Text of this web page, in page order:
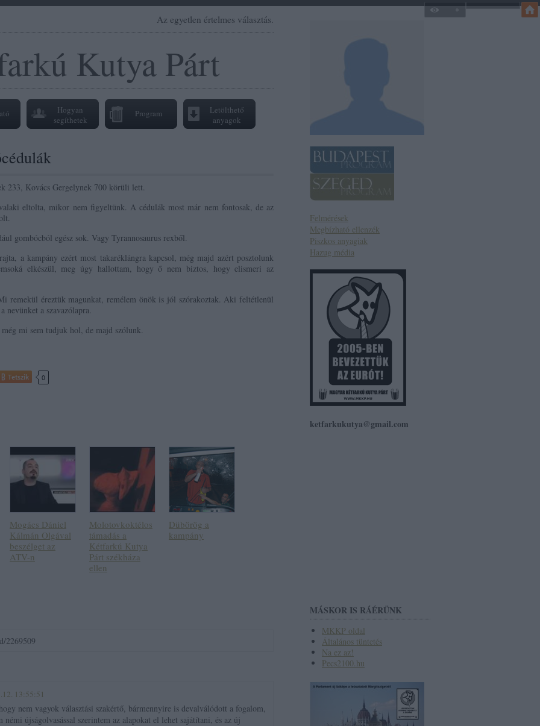
Felmérések
Megbízható ellenzék
Piszkos anyagiak
Hazug média
ketfarkukutya@gmail.com
MÁSKOR IS RÁÉRÜNK
MKKP oldal
Általános tüntetés
Na ez az!
Pecs2100.hu
Az egyetlen értelmes választás.
Kutya Párt
Hogyan
segíthetek
Program
Letölthető
anyagok
233, Kovács Gergelynek 700 körüli lett.
eltolta, mikor nem figyeltünk. A cédulák most már nem fontosak, de az
gombócból egész sok. Vagy Tyrannosaurus rexből.
a kampány ezért most takaréklángra kapcsol, még majd azért posztolunk
elkészül, meg úgy hallottam, hogy ő nem biztos, hogy elismeri az
remekül éreztük magunkat, remélem önök is jól szórakoztak. Aki feltétlenül
nevünket a szavazólapra.
mi sem tudjuk hol, de majd szólunk.
Tetszik 0
Mogács Dániel
Kálmán Olgával
beszélget az
ATV-n
Molotovkoktélos
támadás a
Kétfarkú Kutya
Párt székháza
ellen
Dübörög a
kampány
2269509
13:55:51
nem vagyok választási szakértő, bármennyire is devalválódott a fogalom,
újságolvasással szerintem az alapokat el lehet sajátítani, és az új